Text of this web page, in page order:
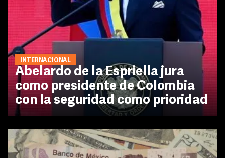
INTERNACIONAL
Abelardo de la Espriella jura
como presidente de Colombia
con la seguridad como prioridad